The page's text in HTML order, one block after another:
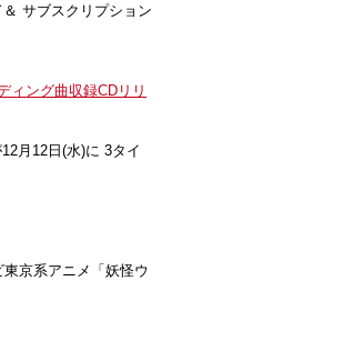
サブスクリプション
ィング曲収録CDリリ
月12日(水)に 3タイ
京系アニメ「妖怪ウ